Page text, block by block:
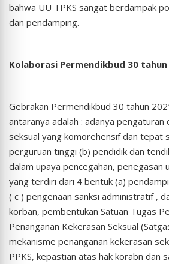
bahwa UU TPKS sangat berdampak
dan pendamping.
Kolaborasi Permendikbud 30 tahun
Gebrakan Permendikbud 30 tahun
antaranya adalah : adanya pengaturan
seksual yang komorehensif dan tepat
perguruan tinggi (b) pendidik dan
dalam upaya pencegahan, penegasan
yang terdiri dari 4 bentuk (a)
( c ) pengenaan sanksi administratif ,
korban, pembentukan Satuan Tugas
Penanganan Kekerasan Seksual
mekanisme penanganan kekerasan
PPKS, kepastian atas hak korabn dan